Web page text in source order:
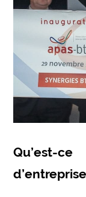
Qu’est-